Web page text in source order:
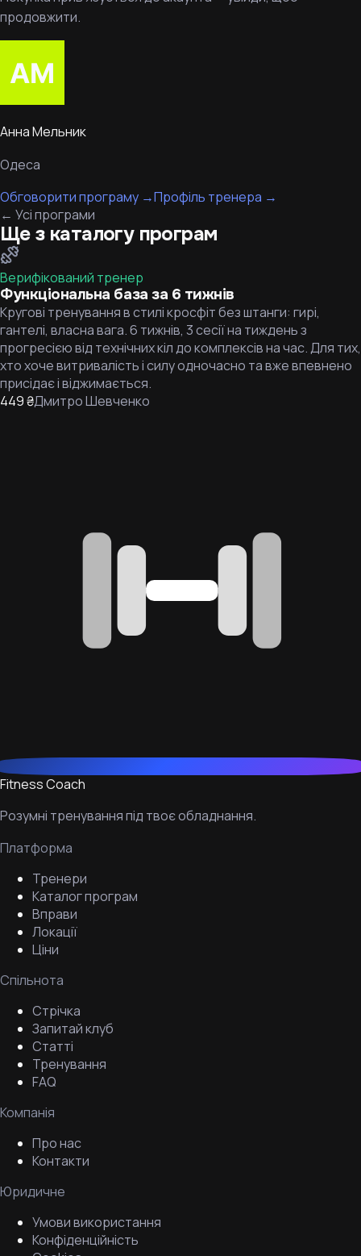
продовжити.
Анна Мельник
Одеса
Обговорити програму →Профіль тренера →
← Усі програми
Ще з каталогу програм
Верифікований тренер
Функціональна база за 6 тижнів
Кругові тренування в стилі кросфіт без штанги: гирі,
гантелі, власна вага. 6 тижнів, 3 сесії на тиждень з
прогресією від технічних кіл до комплексів на час. Для тих,
хто хоче витривалість і силу одночасно та вже впевнено
присідає і віджимається.
449 ₴Дмитро Шевченко
Fitness Coach
Розумні тренування під твоє обладнання.
Платформа
Тренери
Каталог програм
Вправи
Локації
Ціни
Спільнота
Стрічка
Запитай клуб
Статті
Тренування
FAQ
Компанія
Про нас
Контакти
Юридичне
Умови використання
Конфіденційність